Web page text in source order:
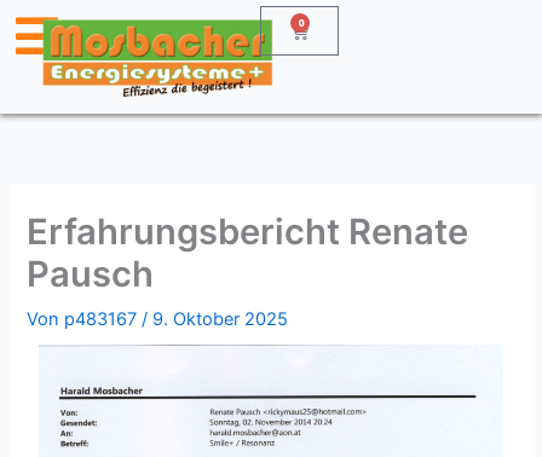
Zum
Inhalt
springen
0
Warenkorb
Erfahrungsbericht Renate
Pausch
Von p483167/ 9. Oktober 2025